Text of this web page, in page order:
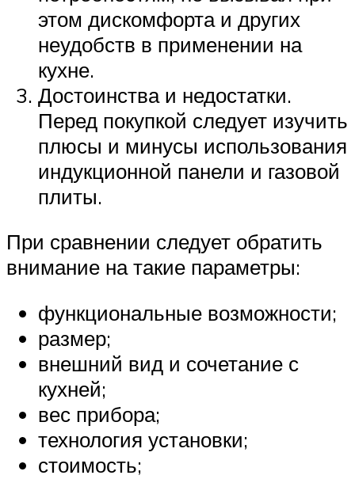
этом дискомфорта и других
неудобств в применении на
кухне.
Достоинства и недостатки.
Перед покупкой следует изучить
плюсы и минусы использования
индукционной панели и газовой
плиты.
При сравнении следует обратить
внимание на такие параметры:
функциональные возможности;
размер;
внешний вид и сочетание с
кухней;
вес прибора;
технология установки;
стоимость;